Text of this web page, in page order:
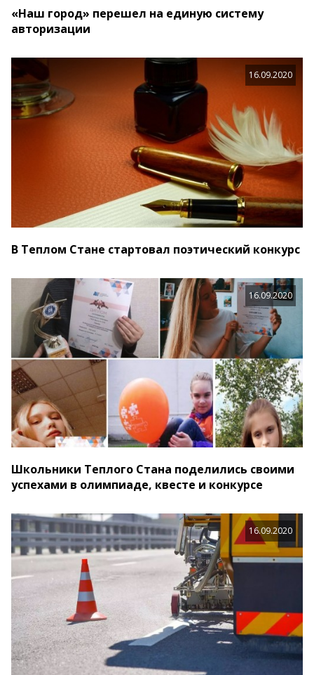
«Наш город» перешел на единую систему
авторизации
16.09.2020
В Теплом Стане стартовал поэтический конкурс
16.09.2020
Школьники Теплого Стана поделились своими
успехами в олимпиаде, квесте и конкурсе
16.09.2020